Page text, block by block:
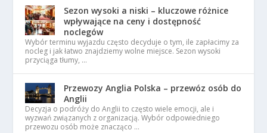
Sezon wysoki a niski – kluczowe różnice
wpływające na ceny i dostępność
noclegów
Wybór terminu wyjazdu często decyduje o tym, ile zapłacimy za
nocleg i jak łatwo znajdziemy wolne miejsce. Sezon wysoki
przyciąga tłumy, …
Przewozy Anglia Polska – przewóz osób do
Anglii
Decyzja o podróży do Anglii to często wiele emocji, ale i
wyzwań związanych z organizacją. Wybór odpowiedniego
przewozu osób może znacząco …